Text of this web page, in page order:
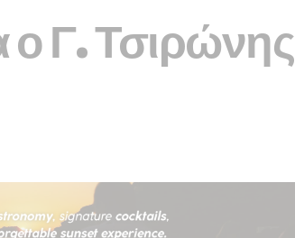
ο Γ. Τσιρώνης